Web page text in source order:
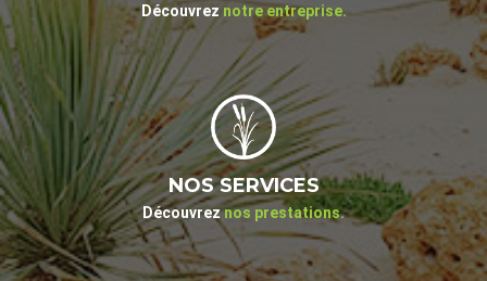
Découvreznotre entreprise.
NOS SERVICES
Découvreznos prestations.